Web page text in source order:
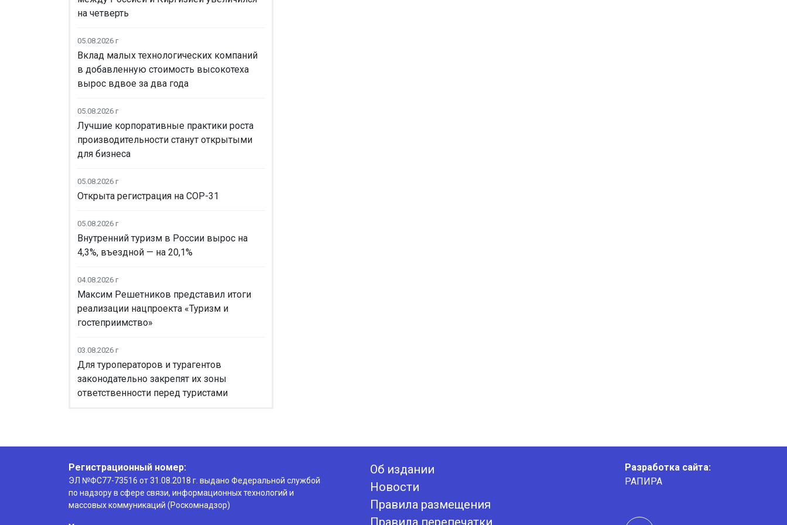
на четверть
05.08.2026 г
Вклад малых технологических компаний
в добавленную стоимость высокотеха
вырос вдвое за два года
05.08.2026 г
Лучшие корпоративные практики роста
производительности станут открытыми
для бизнеса
05.08.2026 г
Открыта регистрация на COP-31
05.08.2026 г
Внутренний туризм в России вырос на
4,3%, въездной — на 20,1%
04.08.2026 г
Максим Решетников представил итоги
реализации нацпроекта «Туризм и
гостеприимство»
03.08.2026 г
Для туроператоров и турагентов
законодательно закрепят их зоны
ответственности перед туристами
Регистрационный номер:
ЭЛ №ФС77-73516 от 31.08.2018 г. выдано Федеральной службой
по надзору в сфере связи, информационных технологий и
массовых коммуникаций (Роскомнадзор)
Об издании
Новости
Правила размещения
Правила перепечатки
Разработка сайта:
РАПИРА